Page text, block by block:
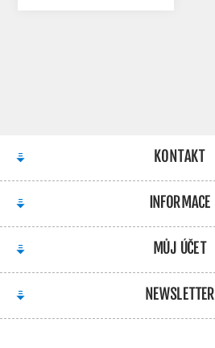
KONTAKT
INFORMACE
MŮJ ÚČET
NEWSLETTER